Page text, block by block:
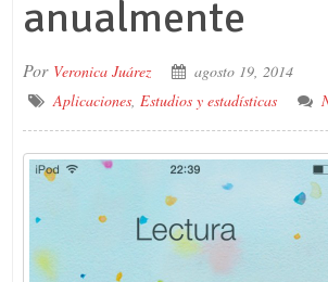
anualmente
Por Veronica Juárez
agosto 19, 2014
Aplicaciones, Estudios y estadísticas